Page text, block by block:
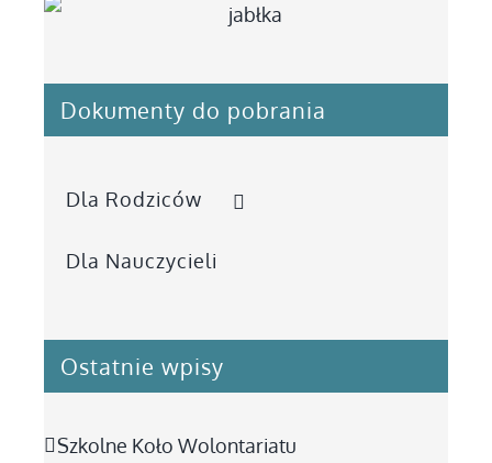
Dokumenty do pobrania
Dla Rodziców
Dla Nauczycieli
Ostatnie wpisy
Szkolne Koło Wolontariatu